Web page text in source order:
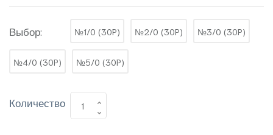
Выбор: №1/0 (30P) №2/0 (30P) №3/0 (30P)
№4/0 (30P) №5/0 (30P)
Количество